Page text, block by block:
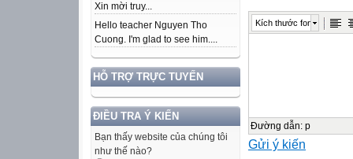
Xin mời truy...
Hello teacher Nguyen Tho
Cuong. I'm glad to see him....
HỖ TRỢ TRỰC TUYẾN
ĐIỀU TRA Ý KIẾN
Bạn thấy website của chúng tôi
như thế nào?
cách cao
II. Đồ dùng dạy
HOẠT ĐỘNG

Kích thước font
Đường dẫn: p
Gửi ý kiến